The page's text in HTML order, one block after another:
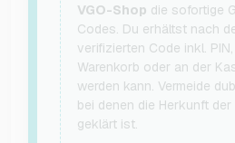
VGO-Shop die sofortige
Codes. Du erhältst nach
verifizierten Code inkl.
Warenkorb oder an der
werden kann. Vermeide
bei denen die Herkunft
geklärt ist.